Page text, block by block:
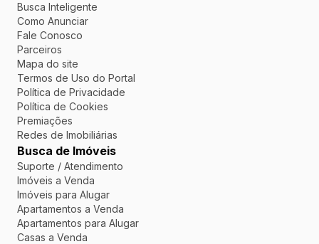
Busca Inteligente
Como Anunciar
Fale Conosco
Parceiros
Mapa do site
Termos de Uso do Portal
Política de Privacidade
Política de Cookies
Premiações
Redes de Imobiliárias
Busca de Imóveis
Suporte / Atendimento
Imóveis a Venda
Imóveis para Alugar
Apartamentos a Venda
Apartamentos para Alugar
Casas a Venda